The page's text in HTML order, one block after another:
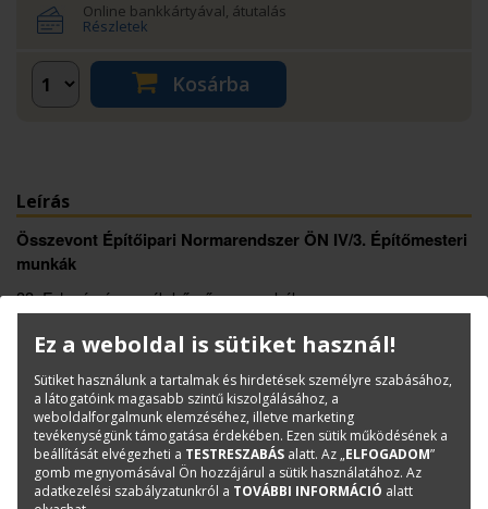
Online bankkártyával, átutalás
Részletek
Kosárba
Leírás
Összevont Építőipari Normarendszer ÖN IV/3. Építőmesteri
munkák
33. Falazás és egyéb kőműves munkák
Könyvinfó
Kategóriák
Norma-, kiírógyűjtemények
ISBN:
ÖN 33.
Méret:
A/4
Oldalak száma:
343
Kiadó:
TERC Kft.
Ez a weboldal is sütiket használ!
Sütiket használunk a tartalmak és hirdetések személyre szabásához,
a látogatóink magasabb szintű kiszolgálásához, a
weboldalforgalmunk elemzéséhez, illetve marketing
tevékenységünk támogatása érdekében. Ezen sütik működésének a
beállítását elvégezheti a TESTRESZABÁS alatt. Az „ELFOGADOM”
gomb megnyomásával Ön hozzájárul a sütik használatához. Az
adatkezelési szabályzatunkról a TOVÁBBI INFORMÁCIÓ alatt